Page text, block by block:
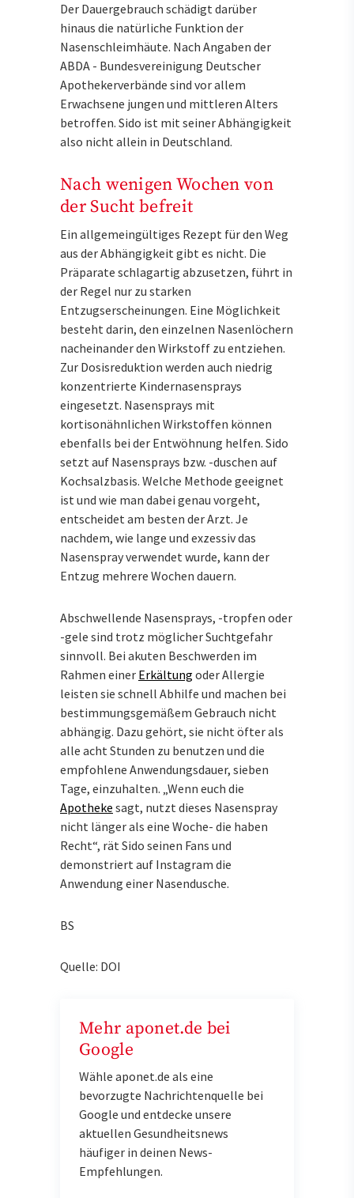
Der Dauergebrauch schädigt darüber
hinaus die natürliche Funktion der
Nasenschleimhäute. Nach Angaben der
ABDA - Bundesvereinigung Deutscher
Apothekerverbände sind vor allem
Erwachsene jungen und mittleren Alters
betroffen. Sido ist mit seiner Abhängigkeit
also nicht allein in Deutschland.
Nach wenigen Wochen von
der Sucht befreit
Ein allgemeingültiges Rezept für den Weg
aus der Abhängigkeit gibt es nicht. Die
Präparate schlagartig abzusetzen, führt in
der Regel nur zu starken
Entzugserscheinungen. Eine Möglichkeit
besteht darin, den einzelnen Nasenlöchern
nacheinander den Wirkstoff zu entziehen.
Zur Dosisreduktion werden auch niedrig
konzentrierte Kindernasensprays
eingesetzt. Nasensprays mit
kortisonähnlichen Wirkstoffen können
ebenfalls bei der Entwöhnung helfen. Sido
setzt auf Nasensprays bzw. -duschen auf
Kochsalzbasis. Welche Methode geeignet
ist und wie man dabei genau vorgeht,
entscheidet am besten der Arzt. Je
nachdem, wie lange und exzessiv das
Nasenspray verwendet wurde, kann der
Entzug mehrere Wochen dauern.
Abschwellende Nasensprays, -tropfen oder
-gele sind trotz möglicher Suchtgefahr
sinnvoll. Bei akuten Beschwerden im
Rahmen einer Erkältung oder Allergie
leisten sie schnell Abhilfe und machen bei
bestimmungsgemäßem Gebrauch nicht
abhängig. Dazu gehört, sie nicht öfter als
alle acht Stunden zu benutzen und die
empfohlene Anwendungsdauer, sieben
Tage, einzuhalten. „Wenn euch die
Apotheke sagt, nutzt dieses Nasenspray
nicht länger als eine Woche- die haben
Recht“, rät Sido seinen Fans und
demonstriert auf Instagram die
Anwendung einer Nasendusche.
BS
Quelle: DOI
Mehr aponet.de bei
Google
Wähle aponet.de als eine
bevorzugte Nachrichtenquelle bei
Google und entdecke unsere
aktuellen Gesundheitsnews
häufiger in deinen News-
Empfehlungen.